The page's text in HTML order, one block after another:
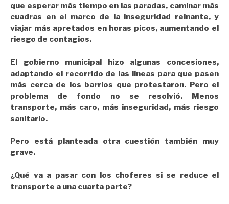
que esperar más tiempo en las paradas, caminar más
cuadras en el marco de la inseguridad reinante, y
viajar más apretados en horas picos, aumentando el
riesgo de contagios.
El gobierno municipal hizo algunas concesiones,
adaptando el recorrido de las líneas para que pasen
más cerca de los barrios que protestaron. Pero el
problema de fondo no se resolvió. Menos
transporte, más caro, más inseguridad, más riesgo
sanitario.
Pero está planteada otra cuestión también muy
grave.
¿Qué va a pasar con los choferes si se reduce el
transporte a una cuarta parte?